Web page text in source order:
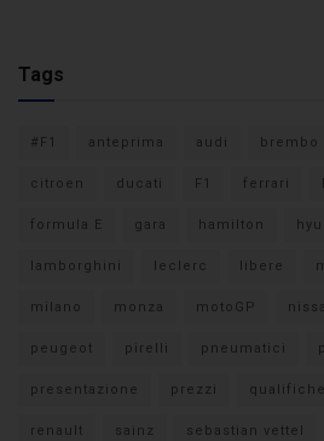
Tags
#F1 anteprima audi brembo
citroen ducati F1 ferrari
formula E gara hamilton
lamborghini leclerc libere
milano monza motoGP
peugeot pirelli pneumatici
presentazione prezzi qualifiche
renault sainz sebastian vettel